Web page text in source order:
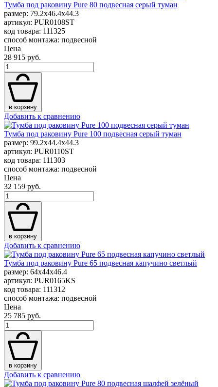
Тумба под раковину Pure 80 подвесная серый туман
размер: 79.2x46.4x44.3
артикул: PUR0108ST
код товара: 111325
способ монтажа: подвесной
Цена
28 915 руб.
в корзину
Добавить к сравнению
Тумба под раковину Pure 100 подвесная серый туман
размер: 99.2x44.4x44.3
артикул: PUR0110ST
код товара: 111303
способ монтажа: подвесной
Цена
32 159 руб.
в корзину
Добавить к сравнению
Тумба под раковину Pure 65 подвесная капучино светлый
размер: 64x44x46.4
артикул: PUR0165KS
код товара: 111312
способ монтажа: подвесной
Цена
25 785 руб.
в корзину
Добавить к сравнению